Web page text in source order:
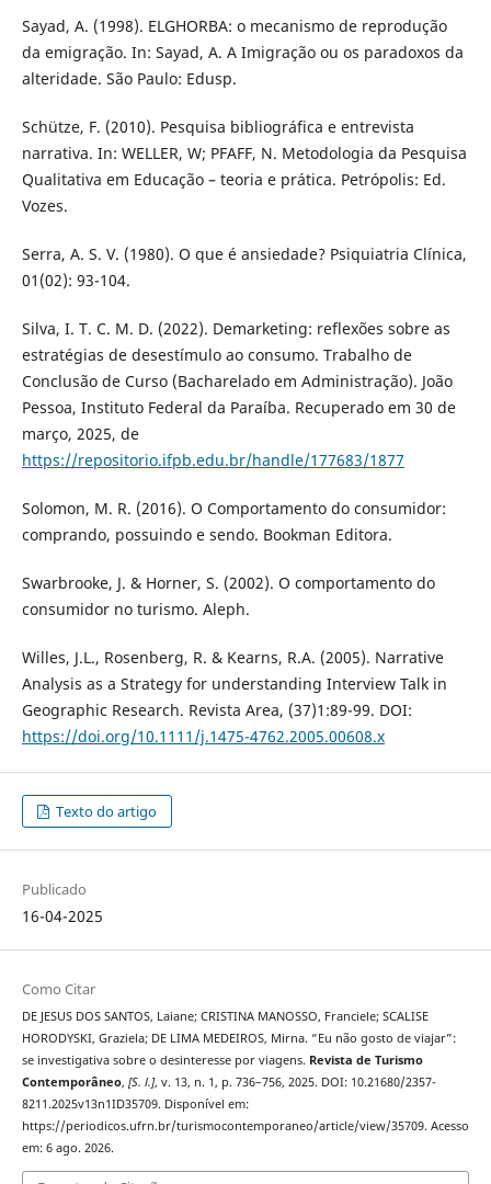
Sayad, A. (1998). ELGHORBA: o mecanismo de reprodução
da emigração. In: Sayad, A. A Imigração ou os paradoxos da
alteridade. São Paulo: Edusp.
Schütze, F. (2010). Pesquisa bibliográfica e entrevista
narrativa. In: WELLER, W; PFAFF, N. Metodologia da Pesquisa
Qualitativa em Educação – teoria e prática. Petrópolis: Ed.
Vozes.
Serra, A. S. V. (1980). O que é ansiedade? Psiquiatria Clínica,
01(02): 93-104.
Silva, I. T. C. M. D. (2022). Demarketing: reflexões sobre as
estratégias de desestímulo ao consumo. Trabalho de
Conclusão de Curso (Bacharelado em Administração). João
Pessoa, Instituto Federal da Paraíba. Recuperado em 30 de
março, 2025, de
https://repositorio.ifpb.edu.br/handle/177683/1877
Solomon, M. R. (2016). O Comportamento do consumidor:
comprando, possuindo e sendo. Bookman Editora.
Swarbrooke, J. & Horner, S. (2002). O comportamento do
consumidor no turismo. Aleph.
Willes, J.L., Rosenberg, R. & Kearns, R.A. (2005). Narrative
Analysis as a Strategy for understanding Interview Talk in
Geographic Research. Revista Area, (37)1:89-99. DOI:
https://doi.org/10.1111/j.1475-4762.2005.00608.x
Texto do artigo
Publicado
16-04-2025
Como Citar
DE JESUS DOS SANTOS, Laiane; CRISTINA MANOSSO, Franciele; SCALISE
HORODYSKI, Graziela; DE LIMA MEDEIROS, Mirna. “Eu não gosto de viajar”:
se investigativa sobre o desinteresse por viagens. Revista de Turismo
Contemporâneo, [S. l.], v. 13, n. 1, p. 736–756, 2025. DOI: 10.21680/2357-
8211.2025v13n1ID35709. Disponível em:
https://periodicos.ufrn.br/turismocontemporaneo/article/view/35709. Acesso
em: 6 ago. 2026.